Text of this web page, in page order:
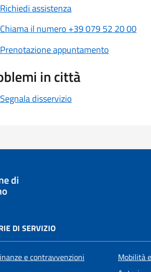
Richiedi assistenza
Chiama il numero +39 079 52 20 00
Prenotazione appuntamento
in città
Segnala disservizio
di
DI SERVIZIO
e contravvenzioni
Mobilità